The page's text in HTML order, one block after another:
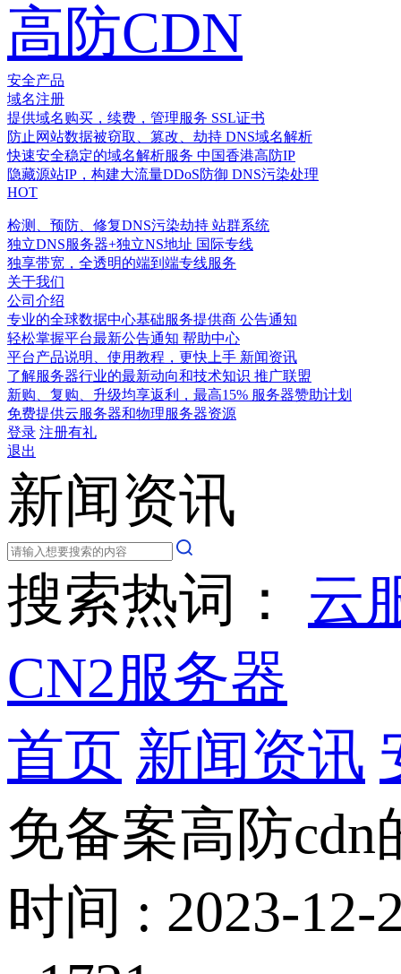
高防CDN
安全产品
域名注册
提供域名购买，续费，管理服务 SSL证书
防止网站数据被窃取、篡改、劫持 DNS域名解析
快速安全稳定的域名解析服务 中国香港高防IP
隐藏源站IP，构建大流量DDoS防御 DNS污染处理
HOT
检测、预防、修复DNS污染劫持 站群系统
独立DNS服务器+独立NS地址 国际专线
独享带宽，全透明的端到端专线服务
关于我们
公司介绍
专业的全球数据中心基础服务提供商 公告通知
轻松掌握平台最新公告通知 帮助中心
平台产品说明、使用教程，更快上手 新闻资讯
了解服务器行业的最新动向和技术知识 推广联盟
新购、复购、升级均享返利，最高15% 服务器赞助计划
免费提供云服务器和物理服务器资源
登录 注册有礼
退出
新闻资讯
搜索热词： 云
CN2服务器
首页 新闻资讯
免备案高防
时间 : 2023-12-